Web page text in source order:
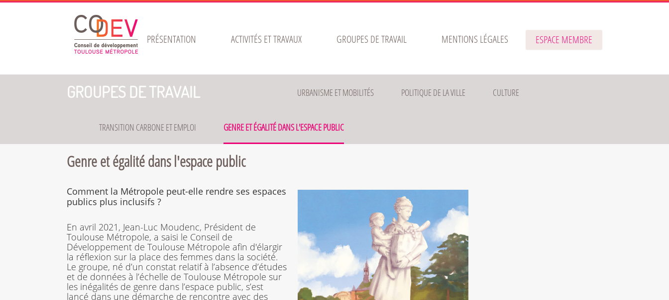
PRÉSENTATION ACTIVITÉS ET TRAVAUX GROUPES DE TRAVAIL MENTIONS LÉGALES ESPACE MEMBRE
GROUPES DE TRAVAIL URBANISME ET MOBILITÉS POLITIQUE DE LA VILLE CULTURE
TRANSITION CARBONE ET EMPLOI GENRE ET ÉGALITÉ DANS L'ESPACE PUBLIC
Genre et égalité dans l'espace public
Comment la Métropole peut-elle rendre ses espaces
publics plus inclusifs ?
En avril 2021, Jean-Luc Moudenc, Président de
Toulouse Métropole, a saisi le Conseil de
Développement de Toulouse Métropole afin d'élargir
la réflexion sur la place des femmes dans la société.
Le groupe, né d’un constat relatif à l’absence d’études
et de données à l’échelle de Toulouse Métropole sur
les inégalités de genre dans l’espace public, s’est
lancé dans une démarche de rencontre avec des
Gestion de vos préférences sur les cookies